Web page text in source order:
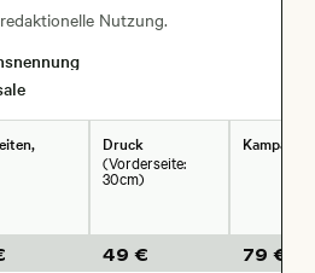
Nutzung.
Druck
(Vorderseite:
30cm)
49 €
79 €